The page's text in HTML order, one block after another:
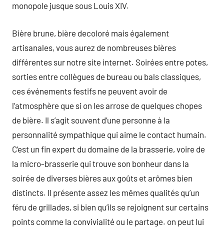
monopole jusque sous Louis XIV.
Bière brune, bière decoloré mais également
artisanales, vous aurez de nombreuses bières
différentes sur notre site internet. Soirées entre potes,
sorties entre collègues de bureau ou bals classiques,
ces événements festifs ne peuvent avoir de
l’atmosphère que si on les arrose de quelques chopes
de bière. Il s’agit souvent d’une personne à la
personnalité sympathique qui aime le contact humain.
C’est un fin expert du domaine de la brasserie, voire de
la micro-brasserie qui trouve son bonheur dans la
soirée de diverses bières aux goûts et arômes bien
distincts. Il présente assez les mêmes qualités qu’un
féru de grillades, si bien qu’ils se rejoignent sur certains
points comme la convivialité ou le partage. on peut lui